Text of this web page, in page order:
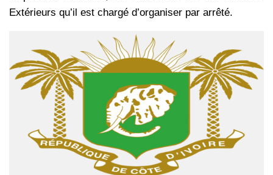
Extérieurs qu’il est chargé d’organiser par arrêté.